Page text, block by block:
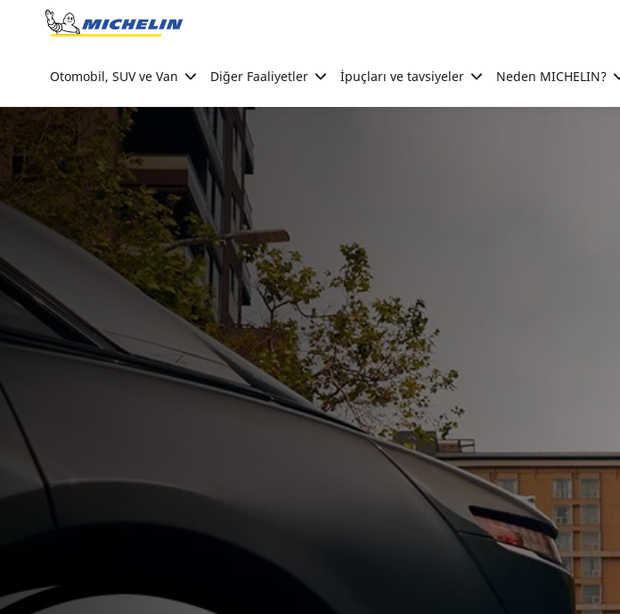
Go to page content
Otomobil, SUV ve Van Diğer Faaliyetler İpuçları ve tavsiyeler Neden MICHELIN?